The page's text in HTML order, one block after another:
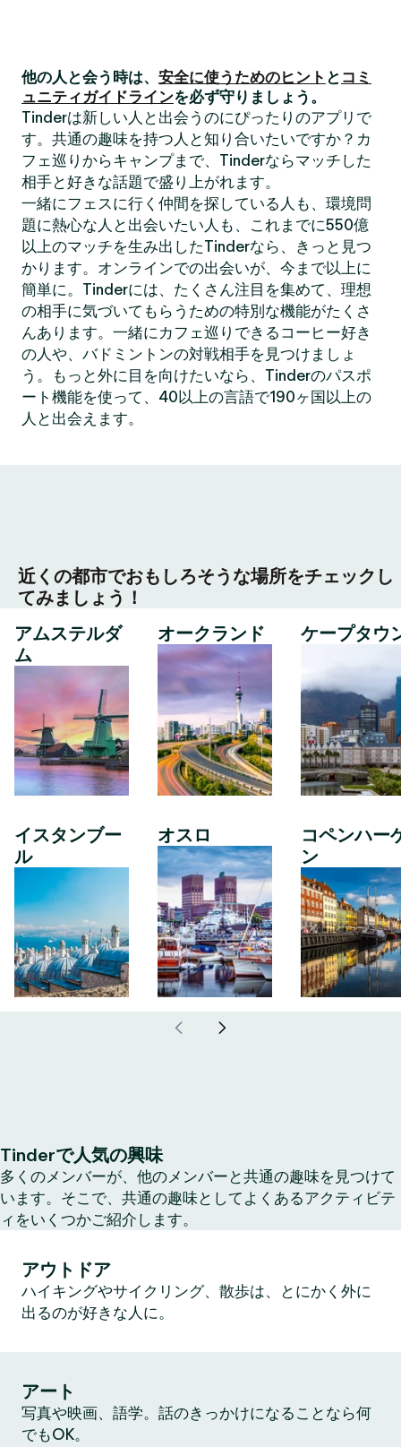
他の人と会う時は、 安全に使うためのヒント と コミ
ュニティガイドラインを必ず守りましょう。
Tinderは新しい人と出会うのにぴったりのアプリで
す。共通の趣味を持つ人と知り合いたいですか？カ
フェ巡りからキャンプまで、Tinderならマッチした
相手と好きな話題で盛り上がれます。
一緒にフェスに行く仲間を探している人も、環境問
題に熱心な人と出会いたい人も、これまでに550億
以上のマッチを生み出したTinderなら、きっと見つ
かります。オンラインでの出会いが、今まで以上に
簡単に。Tinderには、たくさん注目を集めて、理想
の相手に気づいてもらうための特別な機能がたくさ
んあります。一緒にカフェ巡りできるコーヒー好き
の人や、バドミントンの対戦相手を見つけましょ
う。もっと外に目を向けたいなら、Tinderのパスポ
ート機能を使って、40以上の言語で190ヶ国以上の
人と出会えます。
近くの都市でおもしろそうな場所をチェックし
てみましょう！
アムステルダ
ム
イスタンブー
ル
オークランド
オスロ
ケープタウ
コペンハー
ン
Tinderで人気の興味
多くのメンバーが、他のメンバーと共通の趣味を見つけて
います。そこで、共通の趣味としてよくあるアクティビテ
ィをいくつかご紹介します。
アウトドア
ハイキングやサイクリング、散歩は、とにかく外に
出るのが好きな人に。
アート
写真や映画、語学。話のきっかけになることなら何
でもOK。